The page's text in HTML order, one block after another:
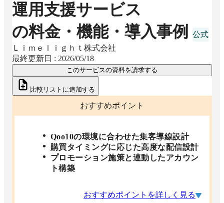
運用支援サービス
の料金・機能・導入事例
Ｌｉｍｅｌｉｇｈｔ株式会社
最終更新日 : 2026/05/18
このサービスの資料を請求する
比較リストに追加する
おすすめポイント
Qoo10の環境に合わせた集客導線設計
購買タイミングに応じた高度な配信設計
プロモーション施策と連動したアカウン
ト構築
おすすめポイントを詳しく見る